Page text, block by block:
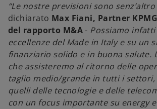
“Le nostre previsioni sono
dichiarato Max Fiani, Partner
del rapporto M&A- Possiamo
eccellenze del Made in Italy e su un
finanziario solido e in buona salute.
che assisteremo al ritorno delle
taglio medio/grande in tutti i
quelli delle tecnologie e delle
con un focus importante su energy